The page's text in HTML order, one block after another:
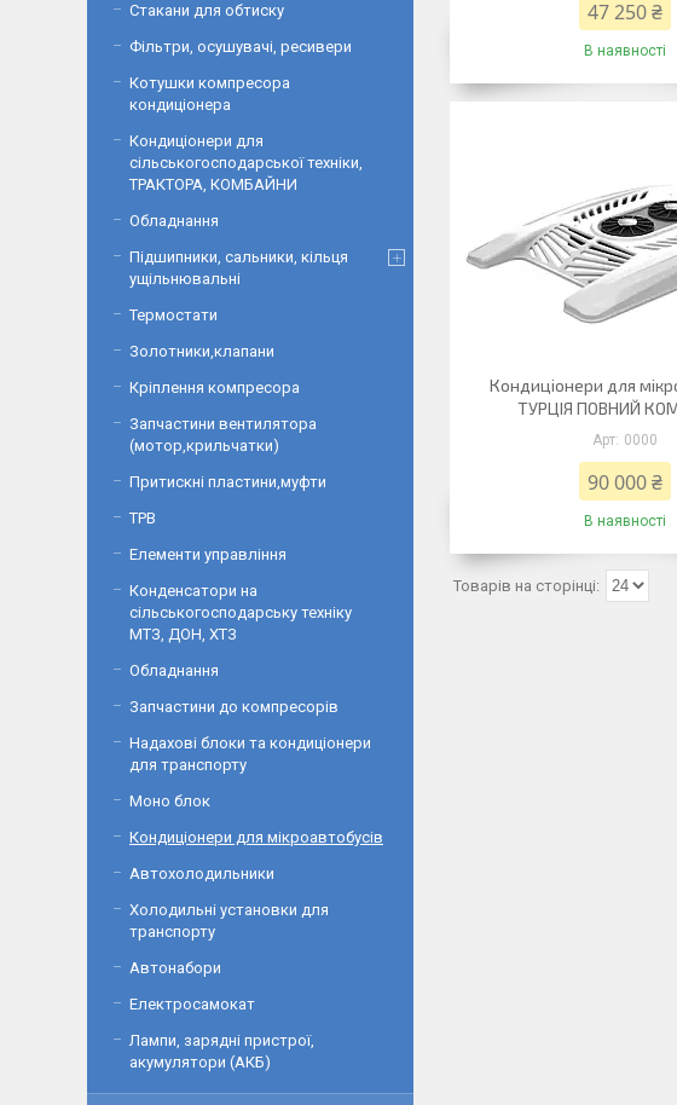
47 250 ₴
В наявності
Кондиціонери для
ТУРЦІЯ ПОВНИЙ
0000
90 000 ₴
В наявності
Стакани для обтиску
Фільтри, осушувачі, ресивери
Котушки компресора
кондиціонера
Кондиціонери для
сільськогосподарської техніки,
ТРАКТОРА, КОМБАЙНИ
Обладнання
Підшипники, сальники, кільця
ущільнювальні
Термостати
Золотники,клапани
Кріплення компресора
Запчастини вентилятора
(мотор,крильчатки)
Притискні пластини,муфти
ТРВ
Елементи управління
Конденсатори на
сільськогосподарську техніку
МТЗ, ДОН, ХТЗ
Обладнання
Запчастини до компресорів
Надахові блоки та кондиціонери
для транспорту
Моно блок
Кондиціонери для мікроавтобусів
Автохолодильники
Холодильні установки для
транспорту
Автонабори
Електросамокат
Лампи, зарядні пристрої,
акумулятори (АКБ)